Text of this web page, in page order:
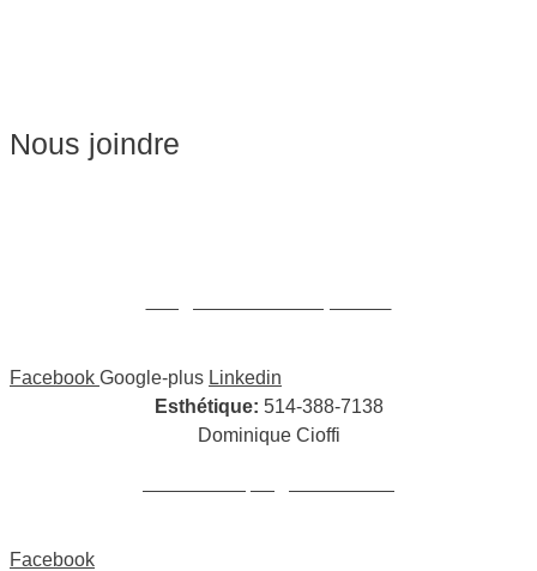
Nous joindre
Facebook Google-plus Linkedin
Esthétique: 514-388-7138
Dominique Cioffi
Facebook